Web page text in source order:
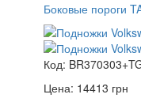
Боковые пороги
Код:
Цена: 14413 грн